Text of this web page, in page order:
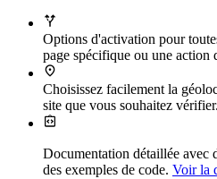
Options d'activation pour
page spécifique ou une action
Choisissez facilement la
site que vous souhaitez vérifier.
Documentation détaillée avec
des exemples de code. Voir la